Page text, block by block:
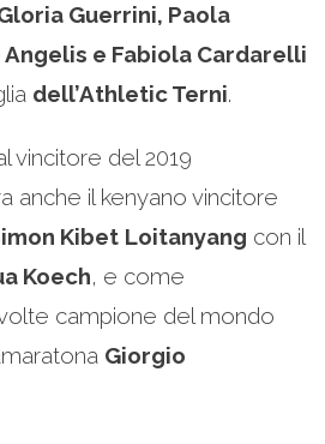
Guerrini, Paola
e Fabiola Cardarelli
dell’Athletic Terni.
vincitore del 2019
anche il kenyano vincitore
Kibet Loitanyang con il
Koech, e come
campione del mondo
Giorgio